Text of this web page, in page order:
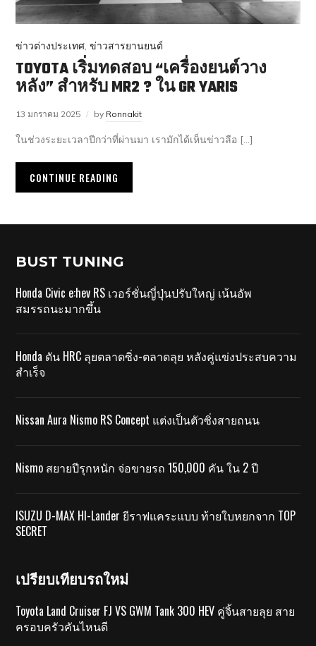
ข่าวต่างประเทศ,ข่าวสารยานยนต์
TOYOTA เริ่มทดสอบ “เครื่องยนต์วาง
หลัง” สำหรับ MR2 ? ใน GR YARIS
13 มกราคม 2025 by Ronnakit
ในช่วงระยะเวลาปีกว่าที่ผ่านมา เรามักได้เห็นข่าวลือ […]
CONTINUE READING
BUST TUNING
Honda Civic e:hev RS เวอร์ชั่นญี่ปุ่นปรับใหญ่ เน้นอัพ
สมรรถนะมากขึ้น
Honda ดัน HRC ลุยตลาดซิ่ง-ตลาดลุย หลังคู่แข่งประสบความ
สำเร็จ
Nissan Aura Nismo RS Concept แต่งเป็นตัวซิ่งสายถนน
Nismo สยายปีรุกหนัก จ่อขายรถ 150,000 คัน ใน 2 ปี
ISUZU D-MAX HI-Lander ยีราฟแคระแบบ ท้ายใบหยกจาก TOP
SECRET
เปรียบเทียบรถใหม่
Toyota Land Cruiser FJ VS GWM Tank 300 HEV คู่จิ้นสายลุย สาย
ครอบครัวคันไหนดี